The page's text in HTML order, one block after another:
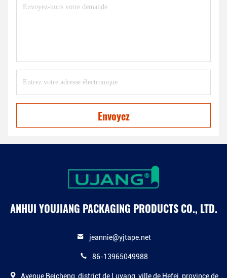
Envoyez
ANHUI YOUJIANG PACKAGING PRODUCTS CO., LTD.
jeannie@yjtape.net
86-13965049988
Avenue Beicheng, district de Luyang, ville de Hefei, province de